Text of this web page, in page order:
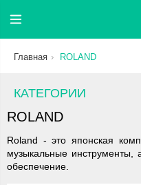
Главная ROLAND
КАТЕГОРИИ
ROLAND
Roland - это японская
музыкальные инструменты,
обеспечение.